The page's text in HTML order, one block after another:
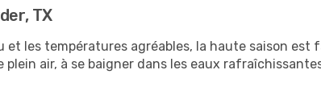
TX
et les températures agréables, la haute saison
plein air, à se baigner dans les eaux